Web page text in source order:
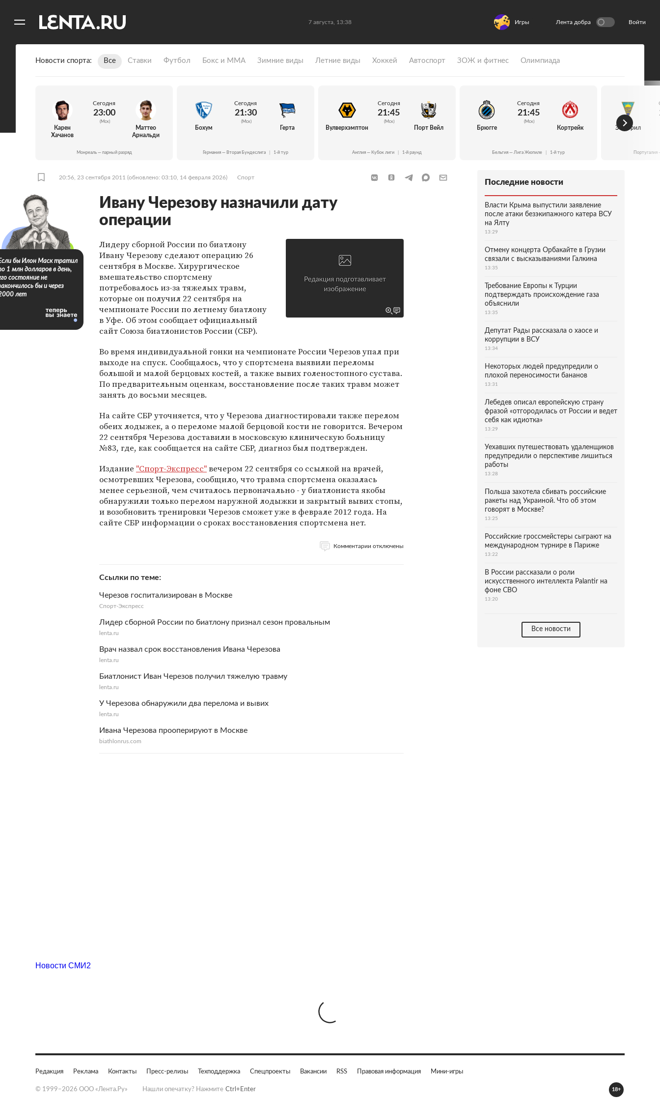
7 августа, 13:38 Игры Лента добра Войти
Новости спорта Все Ставки Футбол Бокс и ММА Зимние виды Летние виды Хоккей Автоспорт ЗОЖ и фитнес Олимпиада
Карен
Хачанов
Сегодня
23:00
(Мск)
Маттео
Арнальди
Монреаль — парный разряд
Бохум
Сегодня
21:30
(Мск)
Герта
Германия — Вторая Бундеслига 1-й тур
Вулверхэмптон
Сегодня
21:45
(Мск)
Порт Вейл
Англия — Кубок лиги 1-й раунд
Брюгге
Сегодня
21:45
(Мск)
Кортрейк
Бельгия — Лига Жюпиле 1-й тур
Эшторил
20:56, 23 сентября 2011 (обновлено: 03:10, 14 февраля 2026) Спорт
Ивану Черезову назначили дату
операции
Лидеру сборной России по биатлону
Ивану Черезову сделают операцию 26
сентября в Москве. Хирургическое
вмешательство спортсмену
потребовалось из-за тяжелых травм,
которые он получил 22 сентября на
чемпионате России по летнему биатлону
в Уфе. Об этом сообщает официальный
сайт Союза биатлонистов России (СБР).
Во время индивидуальной гонки на чемпионате России Черезов упал при
выходе на спуск. Сообщалось, что у спортсмена выявили переломы
большой и малой берцовых костей, а также вывих голеностопного сустава.
По предварительным оценкам, восстановление после таких травм может
занять до восьми месяцев.
На сайте СБР уточняется, что у Черезова диагностировали также перелом
обеих лодыжек, а о переломе малой берцовой кости не говорится. Вечером
22 сентября Черезова доставили в московскую клиническую больницу
№83, где, как сообщается на сайте СБР, диагноз был подтвержден.
Издание "Спорт-Экспресс"вечером 22 сентября со ссылкой на врачей,
осмотревших Черезова, сообщило, что травма спортсмена оказалась
менее серьезной, чем считалось первоначально - у биатлониста якобы
обнаружили только перелом наружной лодыжки и закрытый вывих стопы,
и возобновить тренировки Черезов сможет уже в феврале 2012 года. На
сайте СБР информации о сроках восстановления спортсмена нет.
Комментарии отключены
Ссылки по теме
Черезов госпитализирован в Москве
Спорт-Экспресс
Лидер сборной России по биатлону признал сезон провальным
lenta.ru
Врач назвал срок восстановления Ивана Черезова
lenta.ru
Биатлонист Иван Черезов получил тяжелую травму
lenta.ru
У Черезова обнаружили два перелома и вывих
lenta.ru
Ивана Черезова прооперируют в Москве
biathlonrus.com
бы Илон Маск тратил
1 млн долларов в день,
состояние не
бы и через
лет
Последние новости
Власти Крыма выпустили заявление
после атаки безэкипажного катера ВСУ
на Ялту
13:29
Отмену концерта Орбакайте в Грузии
связали с высказываниями Галкина
13:35
Требование Европы к Турции
подтверждать происхождение газа
объяснили
13:35
Депутат Рады рассказала о хаосе и
коррупции в ВСУ
13:34
Некоторых людей предупредили о
плохой переносимости бананов
13:31
Лебедев описал европейскую страну
фразой «отгородилась от России и ведет
себя как идиотка»
13:29
Уехавших путешествовать удаленщиков
предупредили о перспективе лишиться
работы
13:28
Польша захотела сбивать российские
ракеты над Украиной. Что об этом
говорят в Москве?
13:25
Российские гроссмейстеры сыграют на
международном турнире в Париже
13:22
В России рассказали о роли
искусственного интеллекта Palantir на
фоне СВО
13:20
Все новости
Новости СМИ2
Редакция Реклама Контакты Пресс-релизы Техподдержка Спецпроекты Вакансии RSS Правовая информация Мини-игры
© 1999–2026 ООО «Лента.Ру» Нашли опечатку? Нажмите Ctrl+Enter 18+